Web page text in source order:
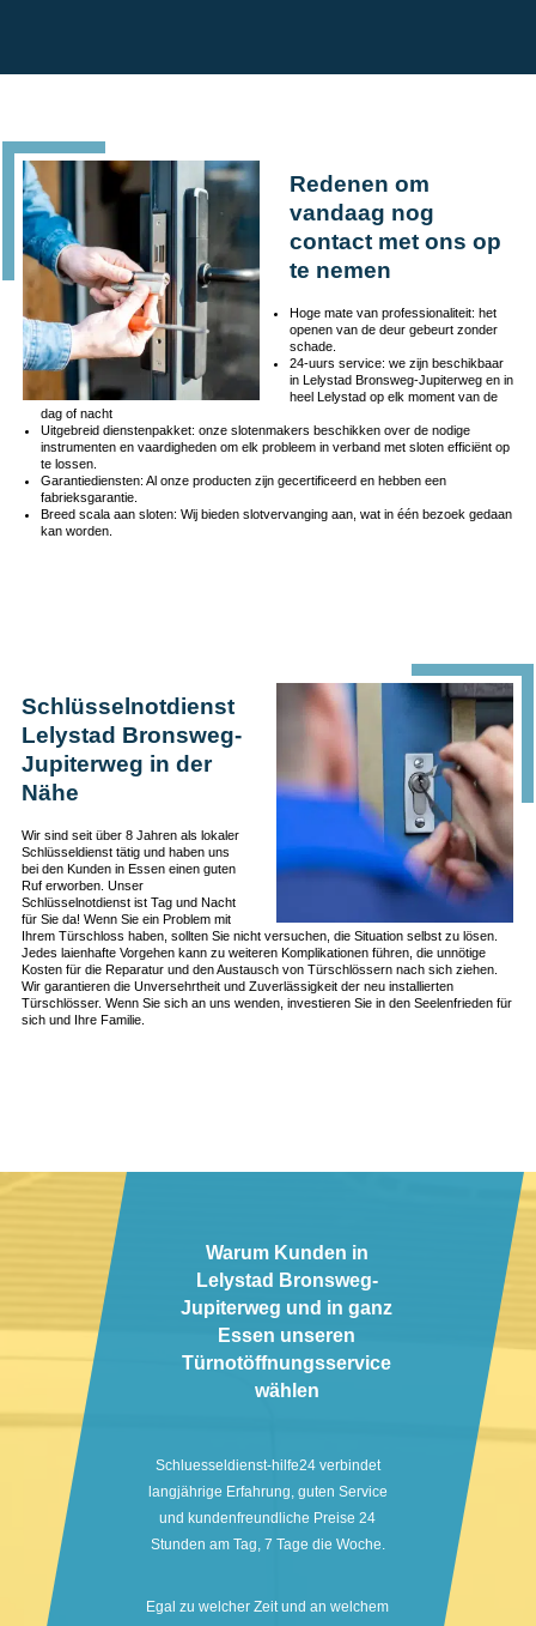
Redenen om
vandaag nog
contact met ons op
te nemen
Hoge mate van professionaliteit: het
openen van de deur gebeurt zonder
schade.
24-uurs service: we zijn beschikbaar
in Lelystad Bronsweg-Jupiterweg en in
heel Lelystad op elk moment van de
dag of nacht
Uitgebreid dienstenpakket: onze slotenmakers beschikken over de nodige
instrumenten en vaardigheden om elk probleem in verband met sloten efficiënt op
te lossen.
Garantiediensten: Al onze producten zijn gecertificeerd en hebben een
fabrieksgarantie.
Breed scala aan sloten: Wij bieden slotvervanging aan, wat in één bezoek gedaan
kan worden.
Schlüsselnotdienst
Lelystad Bronsweg-
Jupiterweg in der
Nähe
Wir sind seit über 8 Jahren als lokaler
Schlüsseldienst tätig und haben uns
bei den Kunden in Essen einen guten
Ruf erworben. Unser
Schlüsselnotdienst ist Tag und Nacht
für Sie da! Wenn Sie ein Problem mit
Ihrem Türschloss haben, sollten Sie nicht versuchen, die Situation selbst zu lösen.
Jedes laienhafte Vorgehen kann zu weiteren Komplikationen führen, die unnötige
Kosten für die Reparatur und den Austausch von Türschlössern nach sich ziehen.
Wir garantieren die Unversehrtheit und Zuverlässigkeit der neu installierten
Türschlösser. Wenn Sie sich an uns wenden, investieren Sie in den Seelenfrieden für
sich und Ihre Familie.
Warum Kunden in
Lelystad Bronsweg-
Jupiterweg und in ganz
Essen unseren
Türnotöffnungsservice
wählen
Schluesseldienst-hilfe24 verbindet
langjährige Erfahrung, guten Service
und kundenfreundliche Preise 24
Stunden am Tag, 7 Tage die Woche.
Egal zu welcher Zeit und an welchem